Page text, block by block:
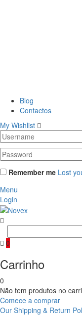
Blog
Contactos
My Wishlist
Remember me Lost
Menu
Login
0
Carrinho
0
Não tem produtos no
Comece a comprar
Our Shipping & Return